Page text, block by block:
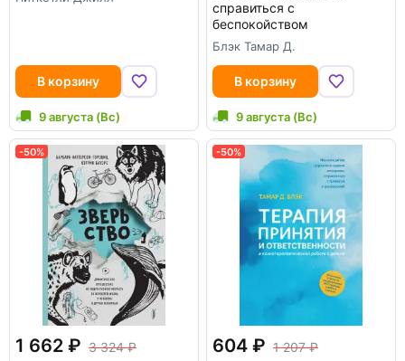
В корзину
9 августа (Вс)
справиться с
беспокойством
Блэк Тамар Д.
В корзину
9 августа (Вс)
-50%
1 662
3 324
-50%
604
1 207